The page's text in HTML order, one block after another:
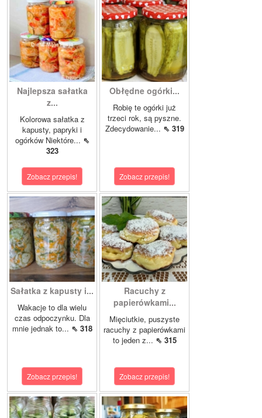
Najlepsza sałatka
z...
Kolorowa sałatka z
kapusty, papryki i
ogórków Niektóre... ⇖
323
Zobacz przepis!
Obłędne ogórki...
Robię te ogórki już
trzeci rok, są pyszne.
Zdecydowanie... ⇖ 319
Zobacz przepis!
Sałatka z kapusty i...
Wakacje to dla wielu
czas odpoczynku. Dla
mnie jednak to... ⇖ 318
Zobacz przepis!
Racuchy z
papierówkami...
Mięciutkie, puszyste
racuchy z papierówkami
to jeden z... ⇖ 315
Zobacz przepis!